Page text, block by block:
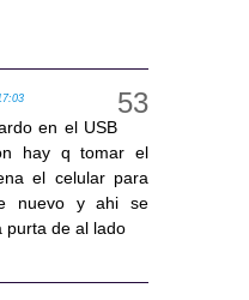
en el USB
hay q tomar el
el celular para
nuevo y ahi se
purta de al lado